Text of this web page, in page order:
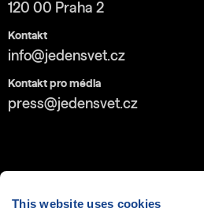
This website uses cookies
120 00 Praha 2
Kontakt
info@jedensvet.cz
Kontakt pro média
press@jedensvet.cz